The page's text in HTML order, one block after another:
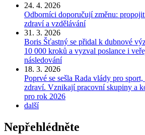
24. 4. 2026
Odborníci doporučují změnu:
zdraví a vzdělávání
31. 3. 2026
Boris Šťastný se přidal k dubnové
10 000 kroků a vyzval poslance i
následování
18. 3. 2026
Poprvé se sešla Rada vlády pro sport,
zdraví. Vznikají pracovní skupiny a
pro rok 2026
další
Nepřehlédněte